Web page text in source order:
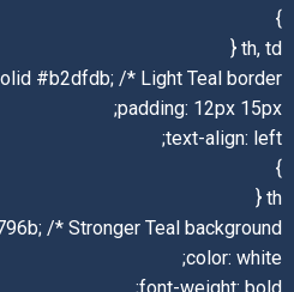
}
th, td {
#b2dfdb; /* Light Teal border */
padding: 12px 15px;
text-align: left;
}
th {
/* Stronger Teal background */
color: white;